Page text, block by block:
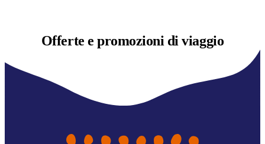
Offerte epromozioni di viaggio